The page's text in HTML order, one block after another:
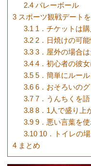
2.4バレーボール
3 スポーツ観戦デート
3.1 1．チケットは購
3.22．日焼けの可能
3.33．屋外の場合は
3.44．初心者の彼女
3.55．簡単にルール
3.66．おそろいの
3.77．うんちくを
3.88．1人で盛り上
3.99．悪い言葉を使
3.1010．トイレの場
4 まとめ